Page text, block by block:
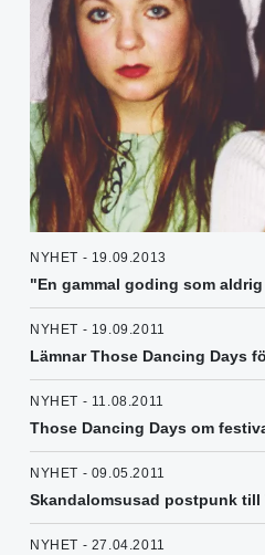
NYHET - 19.09.2013
"En gammal goding som
NYHET - 19.09.2011
Lämnar Those Dancing Days
NYHET - 11.08.2011
Those Dancing Days om
NYHET - 09.05.2011
Skandalomsusad postpunk till
NYHET - 27.04.2011